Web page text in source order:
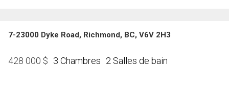
7-23000 Dyke Road, Richmond, BC, V6V 2H3
428 000 $ 3 Chambres 2 Salles de bain